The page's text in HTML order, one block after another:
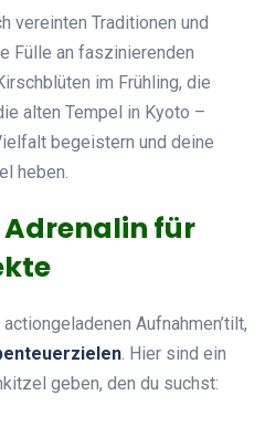
vereinten Traditionen und
Fülle an faszinierenden
im Frühling, die
alten Tempel in Kyoto –
begeistern und deine
heben.
für
Aufnahmen’tilt,
. Hier sind ein
geben, den du suchst: